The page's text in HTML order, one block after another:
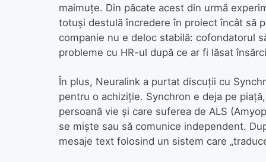
maimuţe. Din păcate acest din urmă
totuşi destulă încredere în proiect încât să
companie nu e deloc stabilă: cofondatorul
probleme cu HR-ul după ce ar fi lăsat
În plus, Neuralink a purtat discuţii cu
pentru o achiziţie. Synchron e deja pe
persoană vie şi care suferea de ALS
se mişte sau să comunice independent.
mesaje text folosind un sistem care